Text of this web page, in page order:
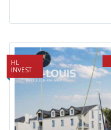
HL
INVEST